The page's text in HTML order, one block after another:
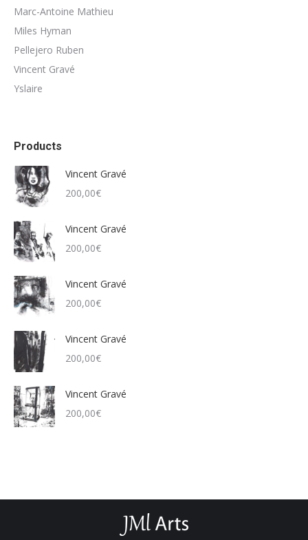
Marc-Antoine Mathieu
Miles Hyman
Pellejero Ruben
Vincent Gravé
Yslaire
Products
Vincent Gravé
200,00€
Vincent Gravé
200,00€
Vincent Gravé
200,00€
Vincent Gravé
200,00€
Vincent Gravé
200,00€